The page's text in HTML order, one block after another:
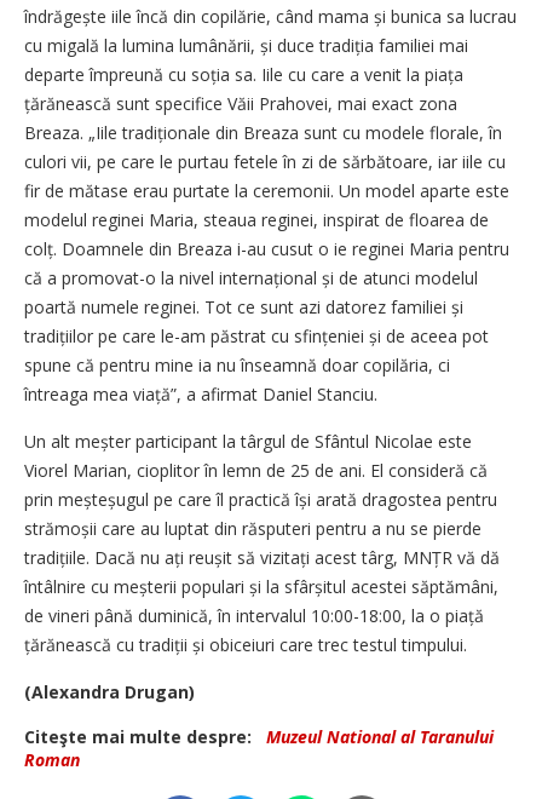
îndrăgește iile încă din copilărie, când mama și bunica sa lucrau
cu migală la lumina lumânării, și duce tradiția familiei mai
departe împreună cu soția sa. Iile cu care a venit la piața
țărănească sunt specifice Văii Prahovei, mai exact zona
Breaza. „Iile tradiționale din Breaza sunt cu modele florale, în
culori vii, pe care le purtau fetele în zi de sărbătoare, iar iile cu
fir de mătase erau purtate la ceremonii. Un model aparte este
modelul reginei Maria, steaua reginei, inspirat de floarea de
colț. Doamnele din Breaza i-au cusut o ie reginei Maria pentru
că a promovat-o la nivel internațional și de atunci modelul
poartă numele reginei. Tot ce sunt azi datorez familiei și
tradițiilor pe care le-am păstrat cu sfințeniei și de aceea pot
spune că pentru mine ia nu înseamnă doar copilăria, ci
întreaga mea viață”, a afirmat Daniel Stanciu.
Un alt meșter participant la târgul de Sfântul Nicolae este
Viorel Marian, cioplitor în lemn de 25 de ani. El consideră că
prin meșteșugul pe care îl practică își arată dragostea pentru
strămoșii care au luptat din răsputeri pentru a nu se pierde
tradițiile. Dacă nu ați reușit să vizitați acest târg, MNȚR vă dă
întâlnire cu meșterii populari și la sfârșitul acestei săptămâni,
de vineri până duminică, în intervalul 10:00-18:00, la o piață
țărănească cu tradiții și obiceiuri care trec testul timpului.
(Alexandra Drugan)
Citeşte mai multe despre:
Muzeul National al Taranului
Roman